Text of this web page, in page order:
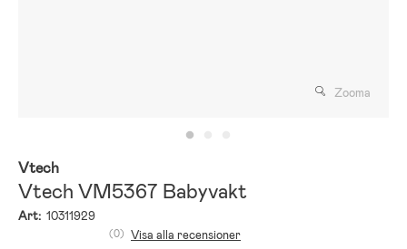
Zooma
Vtech
Vtech VM5367 Babyvakt
Art: 10311929
(0) Visa alla recensioner